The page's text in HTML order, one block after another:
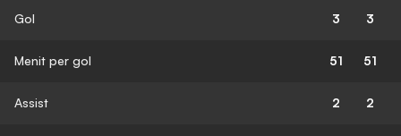
Gol 3 3
Menit per gol 51 51
Assist 2 2